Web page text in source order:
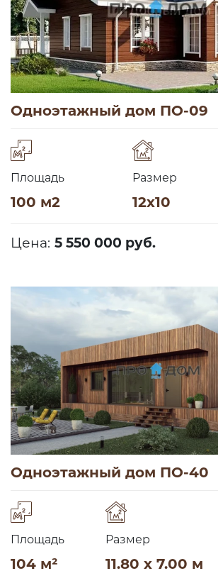
Одноэтажный дом ПО-09
Площадь
100 м2
Размер
12х10
Цена: 5 550 000 руб.
Одноэтажный дом ПО-40
Площадь
104 м²
Размер
11.80 x 7.00 м